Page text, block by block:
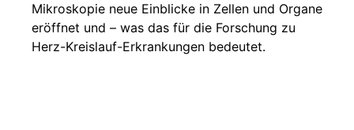
Mikroskopie neue Einblicke in Zellen und Organe
eröffnet und – was das für die Forschung zu
Herz-Kreislauf-Erkrankungen bedeutet.